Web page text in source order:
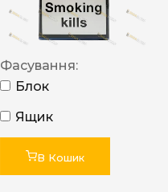
Фасування:
Блок
Ящик
В Кошик